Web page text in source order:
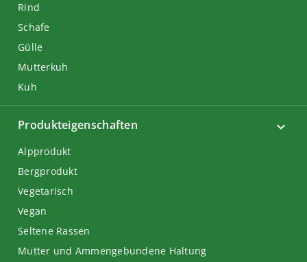
Rind
Schafe
Gülle
Mutterkuh
Kuh
Produkteigenschaften
Alpprodukt
Bergprodukt
Vegetarisch
Vegan
Seltene Rassen
Mutter und Ammengebundene Haltung